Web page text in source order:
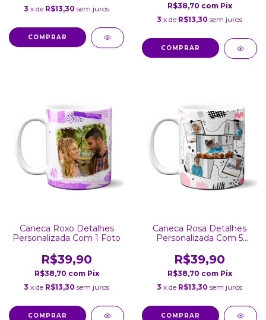
3 x de R$13,30 sem juros
COMPRAR
R$38,70 com Pix
3 x de R$13,30 sem juros
COMPRAR
Caneca Roxo Detalhes
Personalizada Com 1 Foto
R$39,90
R$38,70 com Pix
3 x de R$13,30 sem juros
COMPRAR
Caneca Rosa Detalhes
Personalizada Com 5
R$39,90
R$38,70 com Pix
3 x de R$13,30 sem juros
COMPRAR